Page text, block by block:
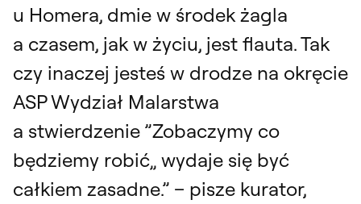
u Homera, dmie w środek żagla
a czasem, jak w życiu, jest flauta. Tak
czy inaczej jesteś w drodze na okręcie
ASP Wydział Malarstwa
a stwierdzenie ”Zobaczymy co
będziemy robić„ wydaje się być
całkiem zasadne.” – pisze kurator,